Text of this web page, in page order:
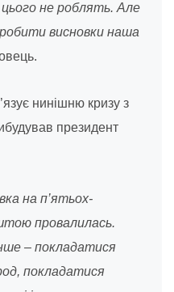
цього не роблять. Але
висновки наша
нинішню кризу з
президент
на п’ятьох-
провалилась.
– покладатися
покладатися